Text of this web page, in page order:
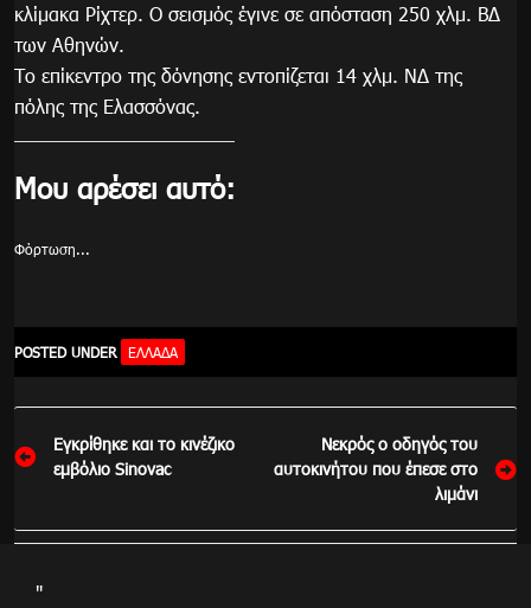
κλίμακα Ρίχτερ. Ο σεισμός έγινε σε απόσταση 250 χλμ. ΒΔ
των Αθηνών.
Το επίκεντρο της δόνησης εντοπίζεται 14 χλμ. ΝΔ της
πόλης της Ελασσόνας.
Μου αρέσει αυτό:
Φόρτωση...
POSTED UNDER ΕΛΛΆΔΑ
Πλοήγηση
άρθρων
Εγκρίθηκε και το κινέζικο
εμβόλιο Sinovac
Νεκρός ο οδηγός του
αυτοκινήτου που έπεσε στο
λιμάνι
"